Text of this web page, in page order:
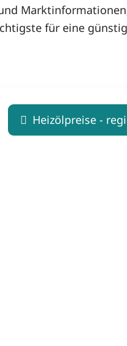
für eine
Heizölpreise -